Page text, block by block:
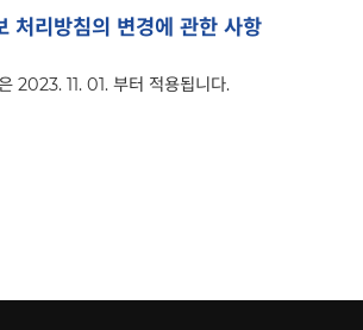
처리방침의 변경에 관한 사항
2023. 11. 01. 부터 적용됩니다.